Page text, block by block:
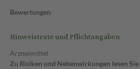
Bewertungen
Hinweistexte und Pflichtangaben
Arzneimittel
Zu Risiken und Nebenwirkungen lesen